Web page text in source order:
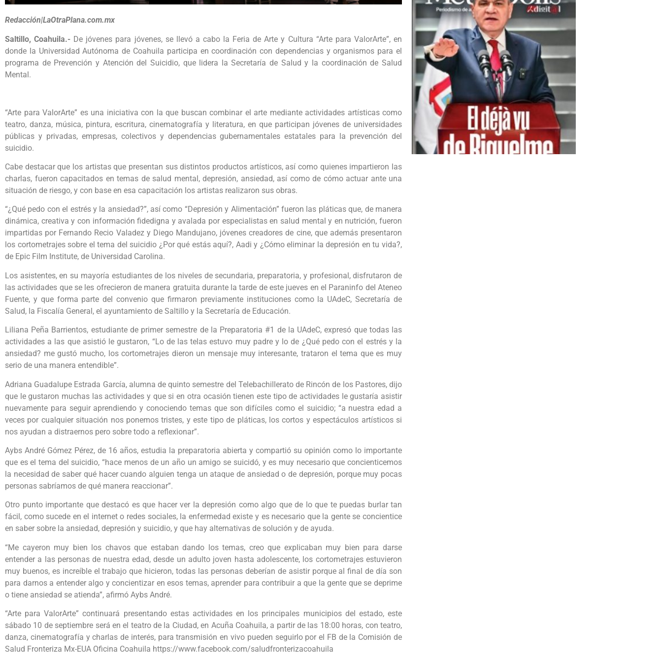
Redacción|LaOtraPlana.com.mx
Saltillo, Coahuila.- De jóvenes para jóvenes, se llevó a cabo la Feria de Arte y Cultura “Arte para ValorArte”, en
donde la Universidad Autónoma de Coahuila participa en coordinación con dependencias y organismos para el
programa de Prevención y Atención del Suicidio, que lidera la Secretaría de Salud y la coordinación de Salud
Mental.
“Arte para ValorArte” es una iniciativa con la que buscan combinar el arte mediante actividades artísticas como
teatro, danza, música, pintura, escritura, cinematografía y literatura, en que participan jóvenes de universidades
públicas y privadas, empresas, colectivos y dependencias gubernamentales estatales para la prevención del
suicidio.
Cabe destacar que los artistas que presentan sus distintos productos artísticos, así como quienes impartieron las
charlas, fueron capacitados en temas de salud mental, depresión, ansiedad, así como de cómo actuar ante una
situación de riesgo, y con base en esa capacitación los artistas realizaron sus obras.
“¿Qué pedo con el estrés y la ansiedad?”, así como “Depresión y Alimentación” fueron las pláticas que, de manera
dinámica, creativa y con información fidedigna y avalada por especialistas en salud mental y en nutrición, fueron
impartidas por Fernando Recio Valadez y Diego Mandujano, jóvenes creadores de cine, que además presentaron
los cortometrajes sobre el tema del suicidio ¿Por qué estás aquí?, Aadi y ¿Cómo eliminar la depresión en tu vida?,
de Epic Film Institute, de Universidad Carolina.
Los asistentes, en su mayoría estudiantes de los niveles de secundaria, preparatoria, y profesional, disfrutaron de
las actividades que se les ofrecieron de manera gratuita durante la tarde de este jueves en el Paraninfo del Ateneo
Fuente, y que forma parte del convenio que firmaron previamente instituciones como la UAdeC, Secretaría de
Salud, la Fiscalía General, el ayuntamiento de Saltillo y la Secretaría de Educación.
Liliana Peña Barrientos, estudiante de primer semestre de la Preparatoria #1 de la UAdeC, expresó que todas las
actividades a las que asistió le gustaron, “Lo de las telas estuvo muy padre y lo de ¿Qué pedo con el estrés y la
ansiedad? me gustó mucho, los cortometrajes dieron un mensaje muy interesante, trataron el tema que es muy
serio de una manera entendible”.
Adriana Guadalupe Estrada García, alumna de quinto semestre del Telebachillerato de Rincón de los Pastores, dijo
que le gustaron muchas las actividades y que si en otra ocasión tienen este tipo de actividades le gustaría asistir
nuevamente para seguir aprendiendo y conociendo temas que son difíciles como el suicidio; “a nuestra edad a
veces por cualquier situación nos ponemos tristes, y este tipo de pláticas, los cortos y espectáculos artísticos si
nos ayudan a distraernos pero sobre todo a reflexionar”.
Aybs André Gómez Pérez, de 16 años, estudia la preparatoria abierta y compartió su opinión como lo importante
que es el tema del suicidio, “hace menos de un año un amigo se suicidó, y es muy necesario que concienticemos
la necesidad de saber qué hacer cuando alguien tenga un ataque de ansiedad o de depresión, porque muy pocas
personas sabríamos de qué manera reaccionar”.
Otro punto importante que destacó es que hacer ver la depresión como algo que de lo que te puedas burlar tan
fácil, como sucede en el internet o redes sociales, la enfermedad existe y es necesario que la gente se concientice
en saber sobre la ansiedad, depresión y suicidio, y que hay alternativas de solución y de ayuda.
“Me cayeron muy bien los chavos que estaban dando los temas, creo que explicaban muy bien para darse
entender a las personas de nuestra edad, desde un adulto joven hasta adolescente, los cortometrajes estuvieron
muy buenos, es increíble el trabajo que hicieron, todas las personas deberían de asistir porque al final de día son
para darnos a entender algo y concientizar en esos temas, aprender para contribuir a que la gente que se deprime
o tiene ansiedad se atienda”, afirmó Aybs André.
“Arte para ValorArte” continuará presentando estas actividades en los principales municipios del estado, este
sábado 10 de septiembre será en el teatro de la Ciudad, en Acuña Coahuila, a partir de las 18:00 horas, con teatro,
danza, cinematografía y charlas de interés, para transmisión en vivo pueden seguirlo por el FB de la Comisión de
Salud Fronteriza Mx-EUA Oficina Coahuila https://www.facebook.com/saludfronterizacoahuila